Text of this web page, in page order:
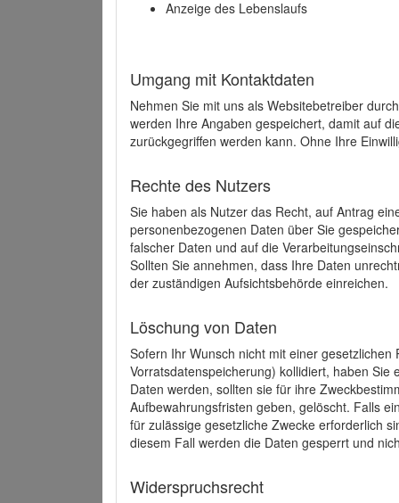
Anzeige des Lebenslaufs
Umgang mit Kontaktdaten
Nehmen Sie mit uns als Websitebetreiber
werden Ihre Angaben gespeichert, damit auf
zurückgegriffen werden kann. Ohne Ihre
Rechte des Nutzers
Sie haben als Nutzer das Recht, auf Antrag
personenbezogenen Daten über Sie
falscher Daten und auf die
Sollten Sie annehmen, dass Ihre Daten
der zuständigen Aufsichtsbehörde einreichen.
Löschung von Daten
Sofern Ihr Wunsch nicht mit einer
Vorratsdatenspeicherung) kollidiert, haben
Daten werden, sollten sie für ihre
Aufbewahrungsfristen geben, gelöscht. Falls
für zulässige gesetzliche Zwecke erforderlich
diesem Fall werden die Daten gesperrt und
Widerspruchsrecht